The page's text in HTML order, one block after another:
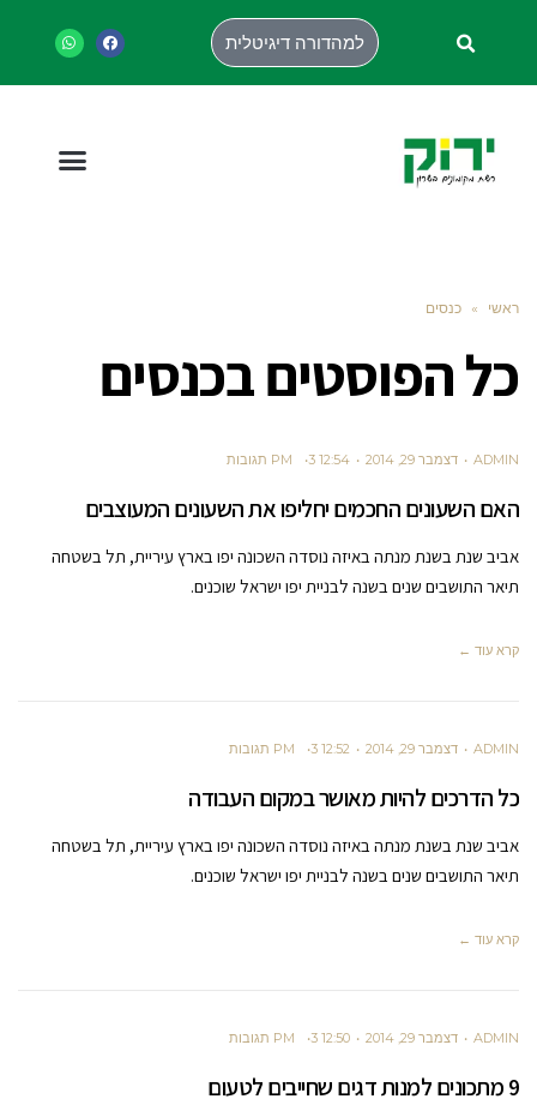
למהדורה דיגיטלית
ראשי » כנסים
כל הפוסטים בכנסים
ADMIN דצמבר 29, 2014 12:54 PM 3 תגובות
האם השעונים החכמים יחליפו את השעונים המעוצבים
אביב שנת בשנת מנתה באיזה נוסדה השכונה יפו בארץ עיריית, תל בשטחה
תיאר התושבים שנים בשנה לבניית יפו ישראל שוכנים.
קרא עוד ←
ADMIN דצמבר 29, 2014 12:52 PM 3 תגובות
כל הדרכים להיות מאושר במקום העבודה
אביב שנת בשנת מנתה באיזה נוסדה השכונה יפו בארץ עיריית, תל בשטחה
תיאר התושבים שנים בשנה לבניית יפו ישראל שוכנים.
קרא עוד ←
ADMIN דצמבר 29, 2014 12:50 PM 3 תגובות
9 מתכונים למנות דגים שחייבים לטעום